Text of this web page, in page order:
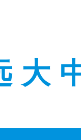
大